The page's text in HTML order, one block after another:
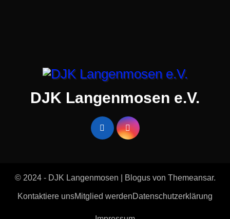
DJK Langenmosen e.V.
© 2024 - DJK Langenmosen Blogusvon Themeansar.
Kontaktiere unsMitglied werdenDatenschutzerklärung